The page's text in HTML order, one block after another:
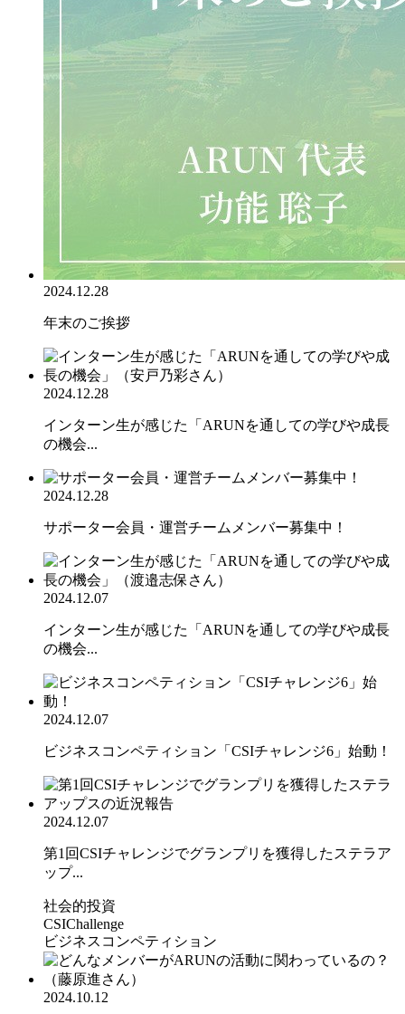
2024.12.28
年末のご挨拶
2024.12.28
インターン生が感じた「ARUNを通しての学びや成長
の機会...
2024.12.28
サポーター会員・運営チームメンバー募集中！
2024.12.07
インターン生が感じた「ARUNを通しての学びや成長
の機会...
2024.12.07
ビジネスコンペティション「CSIチャレンジ6」始動！
2024.12.07
第1回CSIチャレンジでグランプリを獲得したステラア
ップ...
社会的投資
CSIChallenge
ビジネスコンペティション
2024.10.12